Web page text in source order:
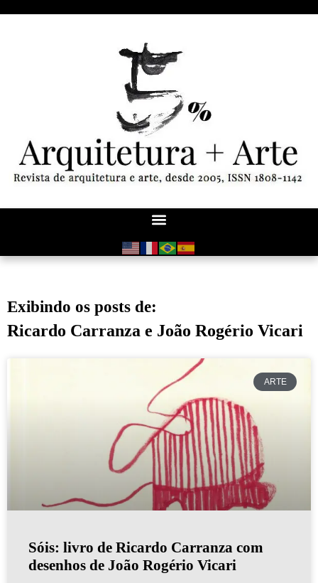
Exibindo os posts de:
Ricardo Carranza e João Rogério Vicari
ARTE
Sóis: livro de Ricardo Carranza com
desenhos de João Rogério Vicari